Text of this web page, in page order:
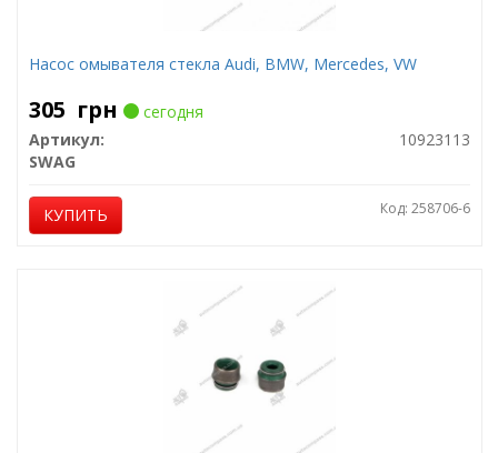
Насос омывателя стекла Audi, BMW, Mercedes, VW
305 грн
сегодня
Артикул:
10923113
SWAG
КУПИТЬ Код: 258706-6